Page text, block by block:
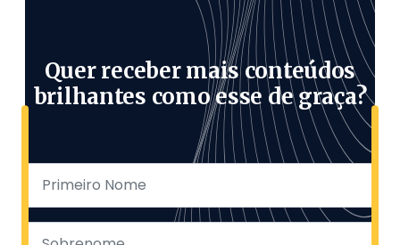
Quer receber mais conteúdos
brilhantes como esse de graça?